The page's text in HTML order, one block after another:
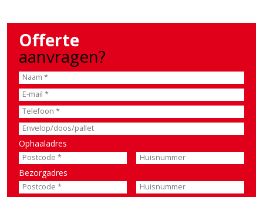
Offerte
aanvragen?
Ophaaladres
Bezorgadres